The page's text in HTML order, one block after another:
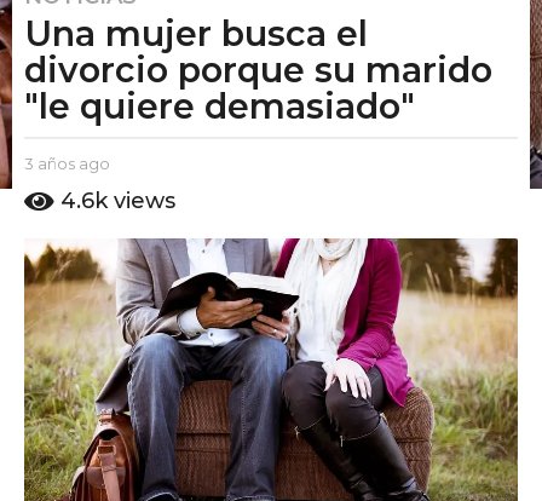
a
o
g
o
a
ñ
o
s
a
g
o
Una mujer busca el
divorcio porque su marido
"le quiere demasiado"
b
E
P
u
t
o
A
m
o
3 años ago
ñ
a
g
o
4.6k views